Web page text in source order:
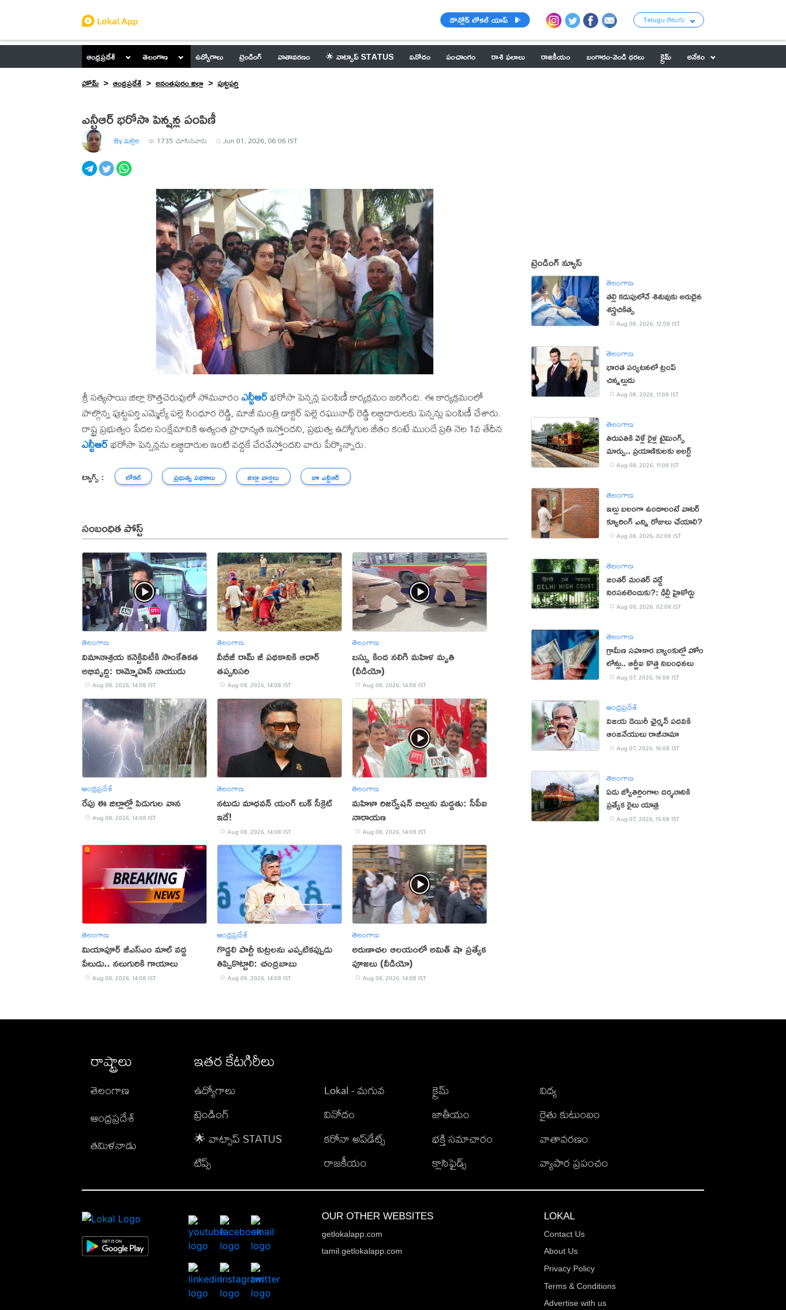
డౌన్లోడ్ లోకల్ యాప్ Telugu తెలుగు
ఆంధ్రప్రదేశ్ తెలంగాణ ఉద్యోగాలు ట్రెండింగ్ వాతావరణం 🌟 వాట్సాప్ STATUS వినోదం పంచాంగం రాశి ఫలాలు రాజకీయం బంగారం-వెండి ధరలు క్రైమ్
అనేకం
హోమ్
ఆంధ్రప్రదేశ్ అనంతపురం జిల్లా పుట్టపర్తి
ఎన్టీఆర్ భరోసా పెన్షన్ల పంపిణీ
By మల్లెల 1735 చూసినవారు Jun 01, 2026, 06:06 IST
శ్రీ సత్యసాయి జిల్లా కొత్తచెరువులో సోమవారంఎన్టీఆర్భరోసా పెన్షన్ల పంపిణీ కార్యక్రమం జరిగింది. ఈ కార్యక్రమంలో
పాల్గొన్న పుట్టపర్తి ఎమ్మెల్యే పల్లె సింధూర రెడ్డి, మాజీ మంత్రి డాక్టర్ పల్లె రఘునాథ్ రెడ్డి లబ్ధిదారులకు పెన్షన్లు పంపిణీ చేశారు.
రాష్ట్ర ప్రభుత్వం పేదల సంక్షేమానికి అత్యంత ప్రాధాన్యత ఇస్తోందని, ప్రభుత్వ ఉద్యోగుల జీతం కంటే ముందే ప్రతి నెల 1వ తేదీన
ఎన్టీఆర్భరోసా పెన్షన్లను లబ్ధిదారుల ఇంటి వద్దకే చేరవేస్తోందని వారు పేర్కొన్నారు.
ట్యాగ్స్ : లోకల్ ప్రభుత్వ పథకాలు జిల్లా వార్తలు జూ ఎన్టీఆర్
సంబంధిత పోస్ట్
తెలంగాణ
విమానాశ్రయ కనెక్టివిటీకి సాంకేతికత
అభివృద్ధి: రామ్మోహన్ నాయుడు
Aug 08, 2026, 14:08 IST
తెలంగాణ
వీబీజీ రామ్ జీ పథకానికి ఆధార్
తప్పనిసరి
Aug 08, 2026, 14:08 IST
తెలంగాణ
బస్సు కింద నలిగి మహిళ మృతి
(వీడియో)
Aug 08, 2026, 14:08 IST
ఆంధ్రప్రదేశ్
రేపు ఈ జిల్లాల్లో పిడుగుల వాన
Aug 08, 2026, 14:08 IST
తెలంగాణ
నటుడు మాధవన్ యంగ్ లుక్ సీక్రెట్
ఇదే!
Aug 08, 2026, 14:08 IST
తెలంగాణ
మహిళా రిజర్వేషన్ బిల్లుకు మద్దతు: సీపీఐ
నారాయణ
Aug 08, 2026, 14:08 IST
తెలంగాణ
మియాపూర్‌ జీఎస్‌ఎం మాల్‌ వద్ద
పేలుడు.. నలుగురికి గాయాలు
Aug 08, 2026, 14:08 IST
ఆంధ్రప్రదేశ్
గొడ్డలి పార్టీ కుట్రలను ఎప్పటికప్పుడు
తిప్పికొట్టాలి: చంద్రబాబు
Aug 08, 2026, 14:08 IST
తెలంగాణ
అరుణాచల ఆలయంలో అమిత్ షా ప్రత్యేక
పూజలు (వీడియో)
Aug 08, 2026, 14:08 IST
ట్రెండింగ్ న్యూస్
తెలంగాణ
తల్లి కడుపులోనే శిశువుకు అరుదైన
శస్త్రచికిత్స
Aug 08, 2026, 12:08 IST
తెలంగాణ
భారత పర్యటనలో ట్రంప్‌
చిన్నల్లుడు
Aug 08, 2026, 11:08 IST
తెలంగాణ
తిరుపతికి వెళ్లే రైళ్ల టైమింగ్స్
మార్పు.. ప్రయాణికులకు అలర్ట్
Aug 08, 2026, 11:08 IST
తెలంగాణ
ఇల్లు బలంగా ఉండాలంటే వాటర్
క్యూరింగ్ ఎన్ని రోజులు చేయాలి?
Aug 08, 2026, 02:08 IST
తెలంగాణ
జంతర్ మంతర్ వద్దే
నిరసనలెందుకు?: ఢిల్లీ హైకోర్టు
Aug 08, 2026, 02:08 IST
తెలంగాణ
గ్రామీణ సహకార బ్యాంకుల్లో హోం
లోన్లు.. ఆర్బీఐ కొత్త నిబంధనలు
Aug 07, 2026, 16:08 IST
ఆంధ్రప్రదేశ్
విజయ డెయిరీ ఛైర్మన్ పదవికి
ఆంజనేయులు రాజీనామా
Aug 07, 2026, 16:08 IST
తెలంగాణ
ఏడు జ్యోతిర్లింగాల దర్శనానికి
ప్రత్యేక రైలు యాత్ర
Aug 07, 2026, 15:08 IST
రాష్ట్రాలు
తెలంగాణ
ఆంధ్రప్రదేశ్
తమిళనాడు
ఇతర కేటగిరీలు
ఉద్యోగాలు
ట్రెండింగ్
🌟 వాట్సాప్ STATUS
టిప్స్
Lokal - మగువ
వినోదం
కరోనా అప్‌డేట్స్
రాజకీయం
క్రైమ్
జాతీయం
భక్తి సమాచారం
క్లాసిఫైడ్స్
విద్య
రైతు కుటుంబం
వాతావరణం
వ్యాపార ప్రపంచం
OUR OTHER WEBSITES
getlokalapp.com
tamil.getlokalapp.com
LOKAL
Contact Us
About Us
Privacy Policy
Terms & Conditions
Advertise with us